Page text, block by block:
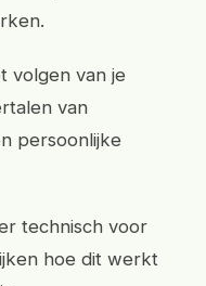
volgen van je
van
persoonlijke
technisch voor
hoe dit werkt